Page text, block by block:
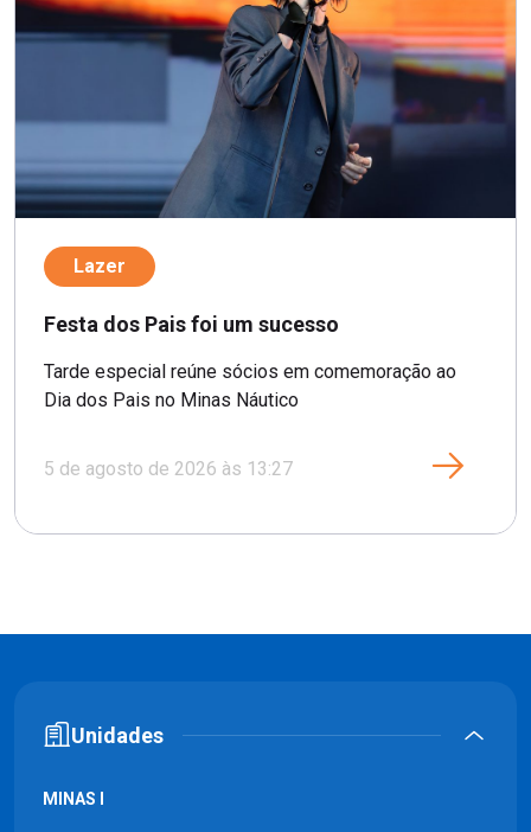
Lazer
Festa dos Pais foi um sucesso
Tarde especial reúne sócios em comemoração ao
Dia dos Pais no Minas Náutico
5 de agosto de 2026 às 13:27
Unidades
MINAS I